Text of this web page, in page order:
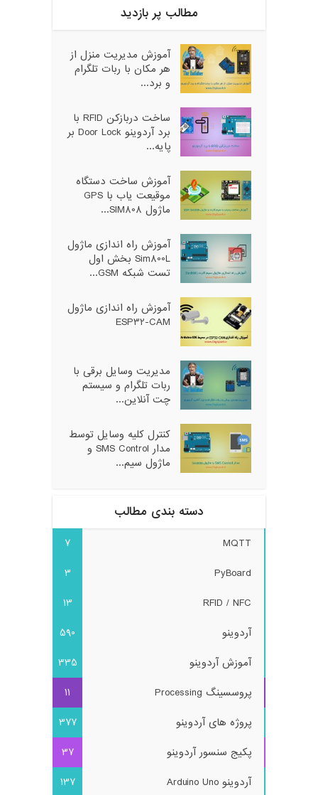
مطالب پر بازدید
آموزش مدیریت منزل از
هر مکان با ربات تلگرام
و برد...
ساخت دربازکن RFID با
برد آردوینو Door Lock بر
پایه...
آموزش ساخت دستگاه
موقیعت یاب با GPS
ماژول SIM808...
آموزش راه اندازی ماژول
Sim800L بخش اول
تست شبکه GSM...
آموزش راه اندازی ماژول
ESP32-CAM
مدیریت وسایل برقی با
ربات تلگرام و سیستم
چت آنلاین...
کنترل کلیه وسایل توسط
مدار SMS Control و
ماژول سیم...
دسته بندی مطالب
MQTT
7
PyBoard
3
RFID / NFC
13
آردوینو
590
آموزش آردوینو
335
پروسسینگ Processing
11
پروژه های آردوینو
377
پکیج سنسور آردوینو
37
آردوینو Arduino Uno
137